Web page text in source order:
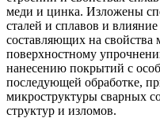
меди и цинка. Изложены
сталей и сплавов и
составляющих на свойства
поверхностному
нанесению покрытий с
последующей обработке,
микроструктуры сварных
структур и изломов.